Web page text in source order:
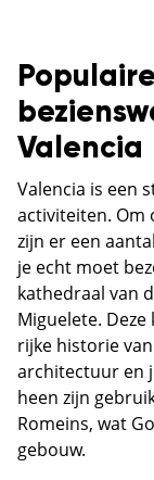
Populaire
Valencia
Valencia is een
activiteiten. Om
zijn er een
je echt moet
kathedraal van
Miguelete.
rijke historie
architectuur en
heen zijn
Romeins, wat
gebouw.